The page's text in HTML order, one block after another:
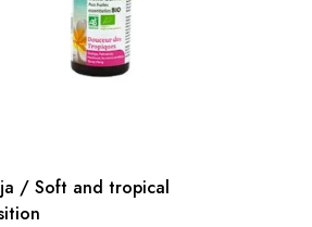
tropical